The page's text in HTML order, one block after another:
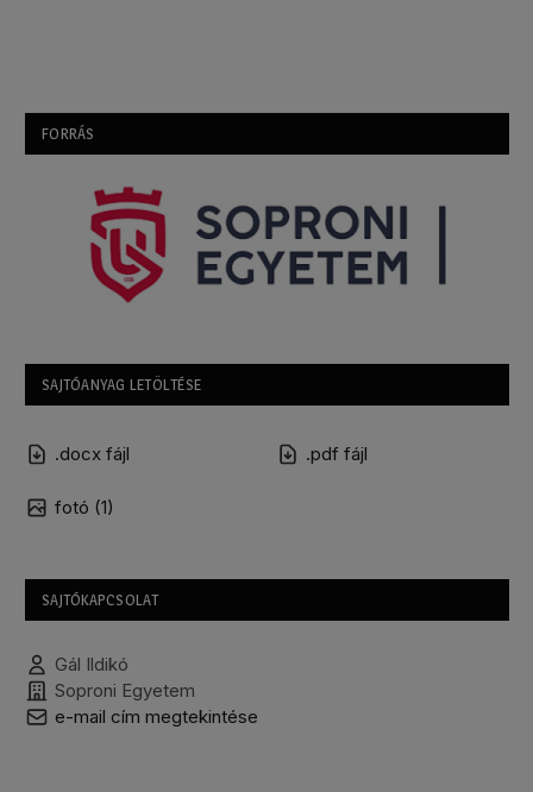
FORRÁS
SAJTÓANYAG LETÖLTÉSE
.docx fájl .pdf fájl
fotó (1)
SAJTÓKAPCSOLAT
Gál Ildikó
Soproni Egyetem
e-mail cím megtekintése